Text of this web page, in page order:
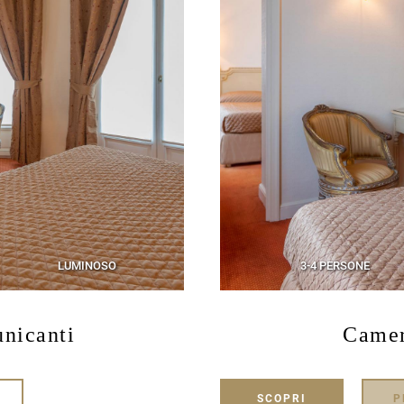
LUMINOSO 3-4 PERSONE
SCOPRI